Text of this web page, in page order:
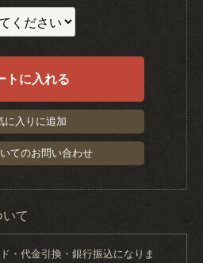
トに入れる
に入りに追加
てのお問い合わせ
て
・代金引換・銀行振込になりま